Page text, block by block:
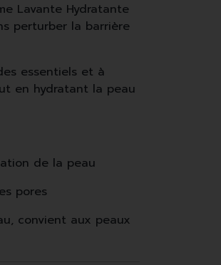
Lavante Hydratante
perturber la barrière
essentiels et à
en hydratant la peau
de la peau
pores
convient aux peaux